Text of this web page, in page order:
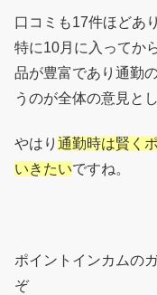
口コミも17件ほどあ
特に10月に入ってか
品が豊富であり通勤
うのが全体の意見と
やはり 通勤時は賢く
いきたいですね。
ポイントインカムの
ぞ